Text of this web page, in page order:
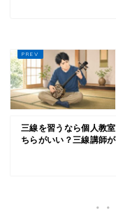
三線を習うなら個人教
ちらがいい？三線講師